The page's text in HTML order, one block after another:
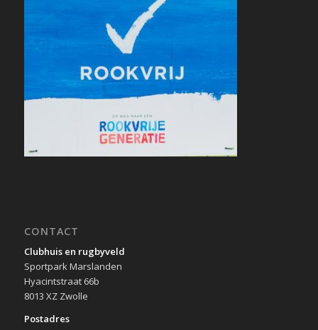
CONTACT
Clubhuis en rugbyveld
Sportpark Marslanden
Hyacintstraat 66b
8013 XZ Zwolle
Postadres